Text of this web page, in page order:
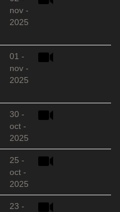
nov -
2025
01 -
nov -
2025
30 -
oct -
2025
25 -
oct -
2025
23 -